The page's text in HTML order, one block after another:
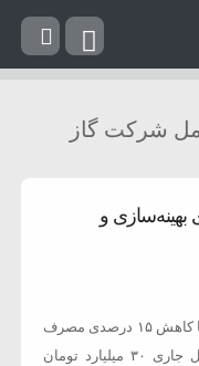
شرکت گاز
برای بهینه‌سازی و
مدیرعامل شرکت گاز فارس اعلام کرد که با کاهش ۱۵ درصدی مصرف
گاز در موتورخانه‌ها، این شرکت برای سال جاری ۳۰ میلیارد تومان